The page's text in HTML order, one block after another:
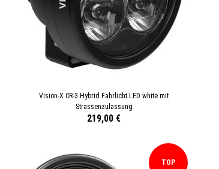
Vision-X CR-3 Hybrid Fahrlicht LED white mit
Strassenzulassung
219,00 €
TOP